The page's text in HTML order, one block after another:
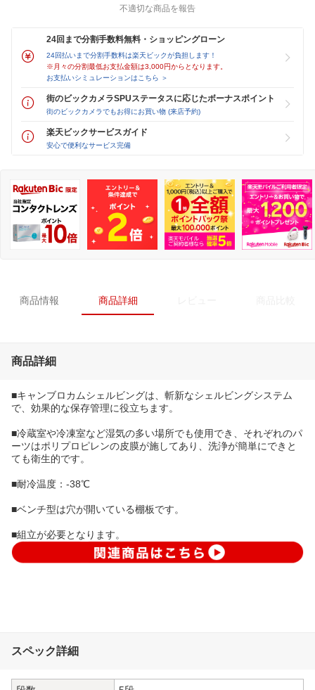
不適切な商品を報告
24回まで分割手数料無料・ショッピングローン
24回払いまで分割手数料は楽天ビックが負担します！
※月々の分割最低お支払金額は3,000円からとなります。
お支払いシミュレーションはこちら ＞
街のビックカメラSPUステータスに応じたボーナスポイント
街のビックカメラでもお得にお買い物 (来店予約)
楽天ビックサービスガイド
安心で便利なサービス完備
商品情報 商品詳細
商品詳細
■キャンブロカムシェルビングは、斬新なシェルビングシステム
で、効果的な保存管理に役立ちます。
■冷蔵室や冷凍室など湿気の多い場所でも使用でき、それぞれのパ
ーツはポリプロピレンの皮膜が施してあり、洗浄が簡単にできと
ても衛生的です。
■耐冷温度：-38℃
■ベンチ型は穴が開いている棚板です。
■組立が必要となります。
スペック詳細